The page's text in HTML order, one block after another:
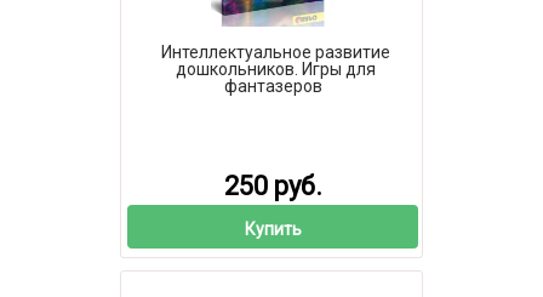
Интеллектуальное развитие
дошкольников. Игры для
фантазеров
250 руб.
Купить